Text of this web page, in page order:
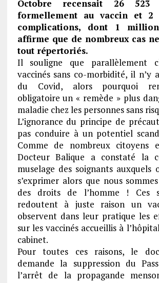
Octobre recensait 26 523
formellement au vaccin et 2
complications, dont 1
affirme que de nombreux cas
tout répertoriés.
Il souligne que parallèlement
vaccinés sans co-morbidité, il n’y
du Covid, alors pourquoi
obligatoire un « remède » plus
maladie chez les personnes sans
L’ignorance du principe de
pas conduire à un potentiel
Comme de nombreux citoyens
Docteur Balique a constaté la
muselage des soignants
s’exprimer alors que nous
des droits de l’homme ! Ces
redoutent à juste raison un
observent dans leur pratique les
sur les vaccinés accueillis à
cabinet.
Pour toutes ces raisons, le
demande la suppression du
l’arrêt de la propagande